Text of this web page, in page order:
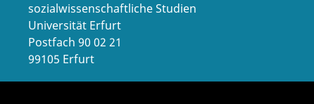
sozialwissenschaftliche Studien
Universität Erfurt
Postfach 90 02 21
99105 Erfurt